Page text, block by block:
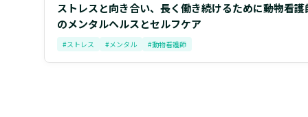
ストレスと向き合い、長く働き続けるために――動物看護
のメンタルヘルスとセルフケア
#ストレス #メンタル #動物看護師